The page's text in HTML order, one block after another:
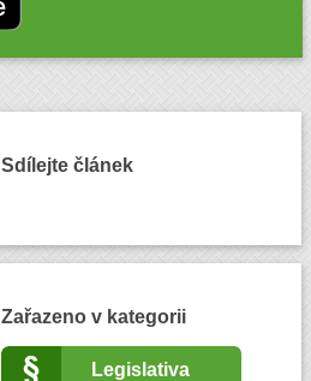
Sdílejte článek
Zařazeno v kategorii
Legislativa